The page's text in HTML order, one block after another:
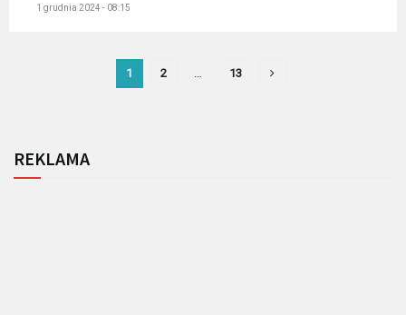
1 grudnia 2024 - 08:15
1 2 13
REKLAMA